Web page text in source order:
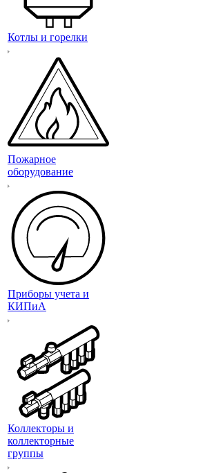
Котлы и горелки
Пожарное
оборудование
Приборы учета и
КИПиА
Коллекторы и
коллекторные
группы